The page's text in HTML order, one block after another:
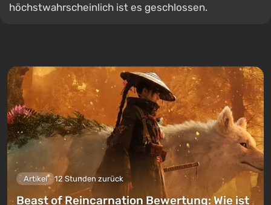
höchstwahrscheinlich ist es geschlossen.
Artikel 12 Stunden zurück
Beast of Reincarnation Bewertung: Wie ist